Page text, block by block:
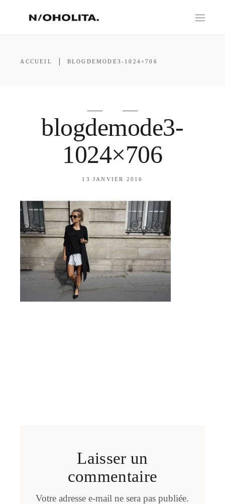
ACCUEIL BLOGDEMODE3-1024×706
blogdemode3-
1024×706
13 JANVIER 2016
Laisser un
commentaire
Votre adresse e-mail ne sera pas publiée.